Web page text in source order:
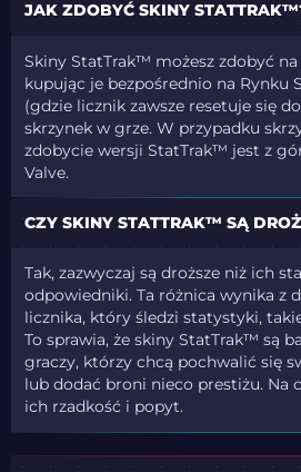
JAK ZDOBYĆ SKINY
Skiny StatTrak™ możesz zdobyć na
kupując je bezpośrednio na Rynku
(gdzie licznik zawsze resetuje się
skrzynek w grze. W przypadku
zdobycie wersji StatTrak™ jest z
Valve.
CZY SKINY STATTRAK™ SĄ
Tak, zazwyczaj są droższe niż ich
odpowiedniki. Ta różnica wynika z
licznika, który śledzi statystyki,
To sprawia, że skiny StatTrak™ są
graczy, którzy chcą pochwalić się
lub dodać broni nieco prestiżu. Na
ich rzadkość i popyt.